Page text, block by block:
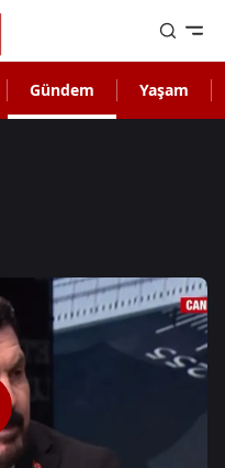
Gündem Yaşam